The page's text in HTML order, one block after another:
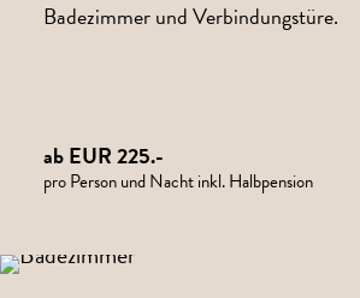
Badezimmer und Verbindungstüre.
ab EUR 225.-
pro Person und Nacht inkl. Halbpension